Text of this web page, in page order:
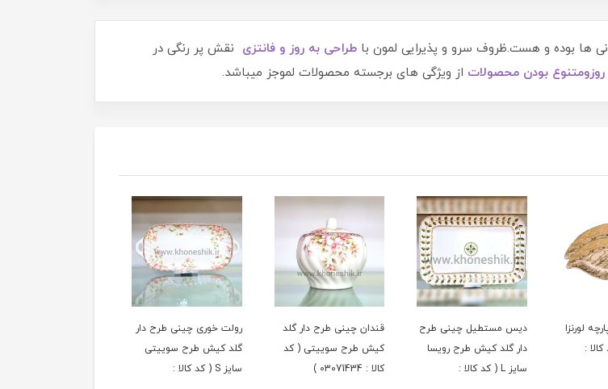
ها بوده و هست.ظروف سرو و پذیرایی لمون با طراحی به روز و فانتزی نقش پر رنگی در
ومتنوع بودن محصولات از ویژگی های برجسته محصولات لموجز میباشد.
ست پذیرایی 2پارچه لورنزا
:
دیس مستطیل چینی طرح
دار گلد کیش طرح رویسا
سایز L ( کد کالا :
قندان چینی طرح دار گلد
کیش طرح سوییتی ( کد
کالا : 03071434 )
رولت خوری چینی طرح دار
گلد کیش طرح سوییتی
سایز S ( کد کالا :